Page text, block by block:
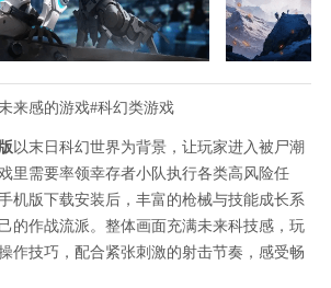
来感的游戏#科幻类游戏
以末日科幻世界为背景，让玩家进入被尸潮
里需要率领幸存者小队执行各类高风险任
机版下载安装后，丰富的枪械与技能成长系
的作战流派。整体画面充满未来科技感，玩
作技巧，配合紧张刺激的射击节奏，感受畅